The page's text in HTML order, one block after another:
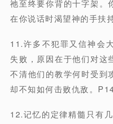
祂至终要你背的十字架。
在你说话时渴望神的手扶
11.许多不犯罪又信神会
失败，原因在于他们对这
不清他们的教学何时受到
却不知如何击败仇敌。
12.记忆的定律精髓只有